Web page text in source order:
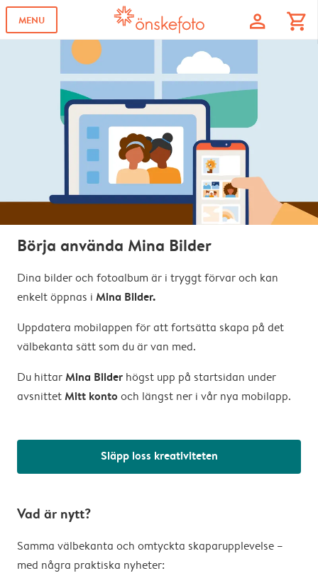
MENU profile shopping_cart
Börja använda Mina Bilder
Dina bilder och fotoalbum är i tryggt förvar och kan
enkelt öppnas i Mina Bilder.
Uppdatera mobilappen för att fortsätta skapa på det
välbekanta sätt som du är van med.
Du hittarMina Bilder högst upp på startsidan under
avsnittetMitt konto och längst ner i vår nya mobilapp.
Släpp loss kreativiteten
Vad är nytt?
Samma välbekanta och omtyckta skaparupplevelse –
med några praktiska nyheter: